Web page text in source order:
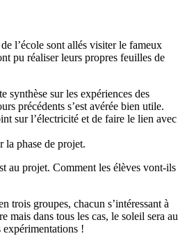
l’école sont allés visiter le fameux
pu réaliser leurs propres feuilles de
synthèse sur les expériences des
précédents s’est avérée bien utile.
sur l’électricité et de faire le lien avec
la phase de projet.
au projet. Comment les élèves vont-ils
trois groupes, chacun s’intéressant à
mais dans tous les cas, le soleil sera au
expérimentations !